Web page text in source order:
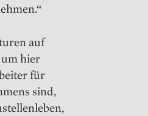
auf
um hier
für
sind,